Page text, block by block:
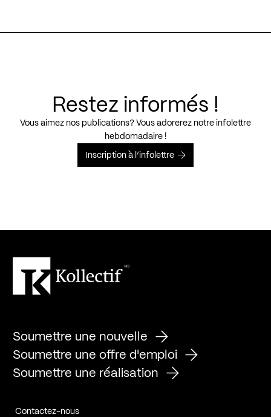
Restez informés !
Vous aimez nos publications? Vous adorerez notre infolettre
hebdomadaire !
Inscription à l’infolettre
Soumettre une nouvelle
Soumettre une offre d'emploi
Soumettre une réalisation
Contactez-nous